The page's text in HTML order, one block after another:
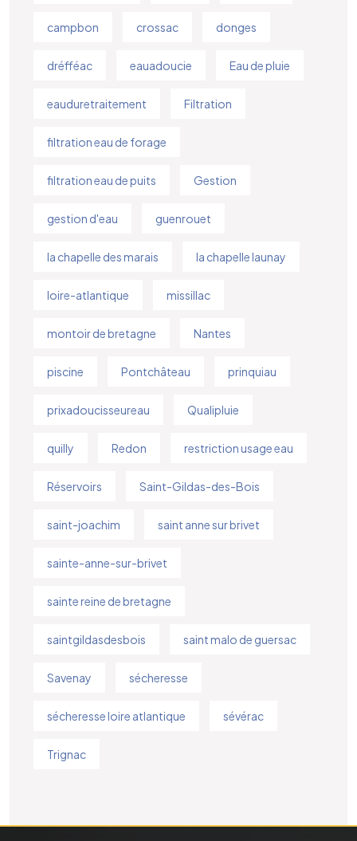
campbon crossac donges
dréfféac eauadoucie Eau de pluie
eauduretraitement Filtration
filtration eau de forage
filtration eau de puits Gestion
gestion d'eau guenrouet
la chapelle des marais la chapelle launay
loire-atlantique missillac
montoir de bretagne Nantes
piscine Pontchâteau prinquiau
prixadoucisseureau Qualipluie
quilly Redon restriction usage eau
Réservoirs Saint-Gildas-des-Bois
saint-joachim saint anne sur brivet
sainte-anne-sur-brivet
sainte reine de bretagne
saintgildasdesbois saint malo de guersac
Savenay sécheresse
sécheresse loire atlantique sévérac
Trignac